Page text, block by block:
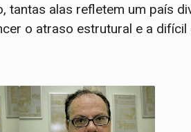
tantas alas refletem um país
o atraso estrutural e a difícil